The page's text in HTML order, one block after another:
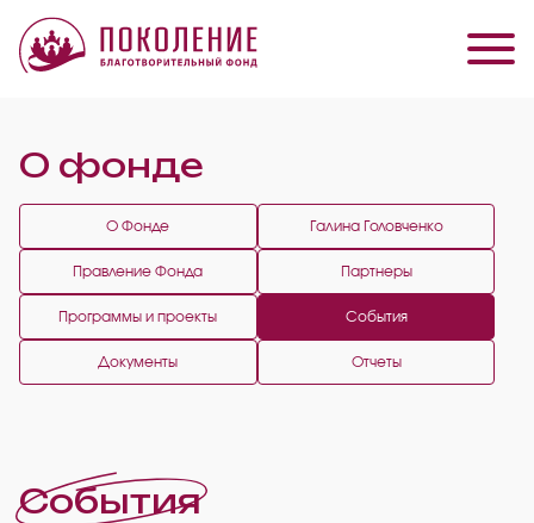
О фонде
О Фонде Галина Головченко
Правление Фонда Партнеры
Программы и проекты События
Документы Отчеты
События